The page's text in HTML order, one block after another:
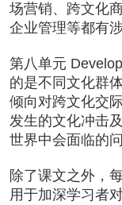
场营销、跨文化
企业管理等都有涉
第八单元
的是不同文化群
倾向对跨文化交
发生的文化冲击
世界中会面临的问
除了课文之外，
用于加深学习者